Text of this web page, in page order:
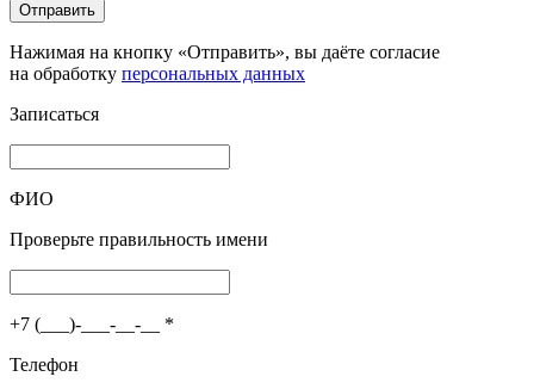
Отправить
Нажимая на кнопку «Отправить», вы даёте согласие
на обработку персональных данных
Записаться
ФИО
Проверьте правильность имени
+7 (___)-___-__-__ *
Телефон